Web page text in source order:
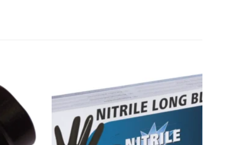
Zu den
Favoriten
hinzufügen
Zu den
Favoriten
hinzufügen